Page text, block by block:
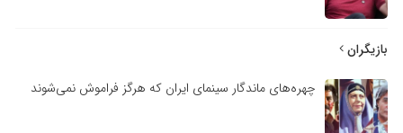
بازیگران
چهره‌های ماندگار سینمای ایران که هرگز فراموش نمی‌شوند